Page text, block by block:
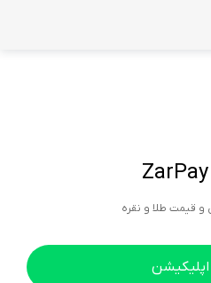
و قیمت طلا و نقره
اپلیکیشن